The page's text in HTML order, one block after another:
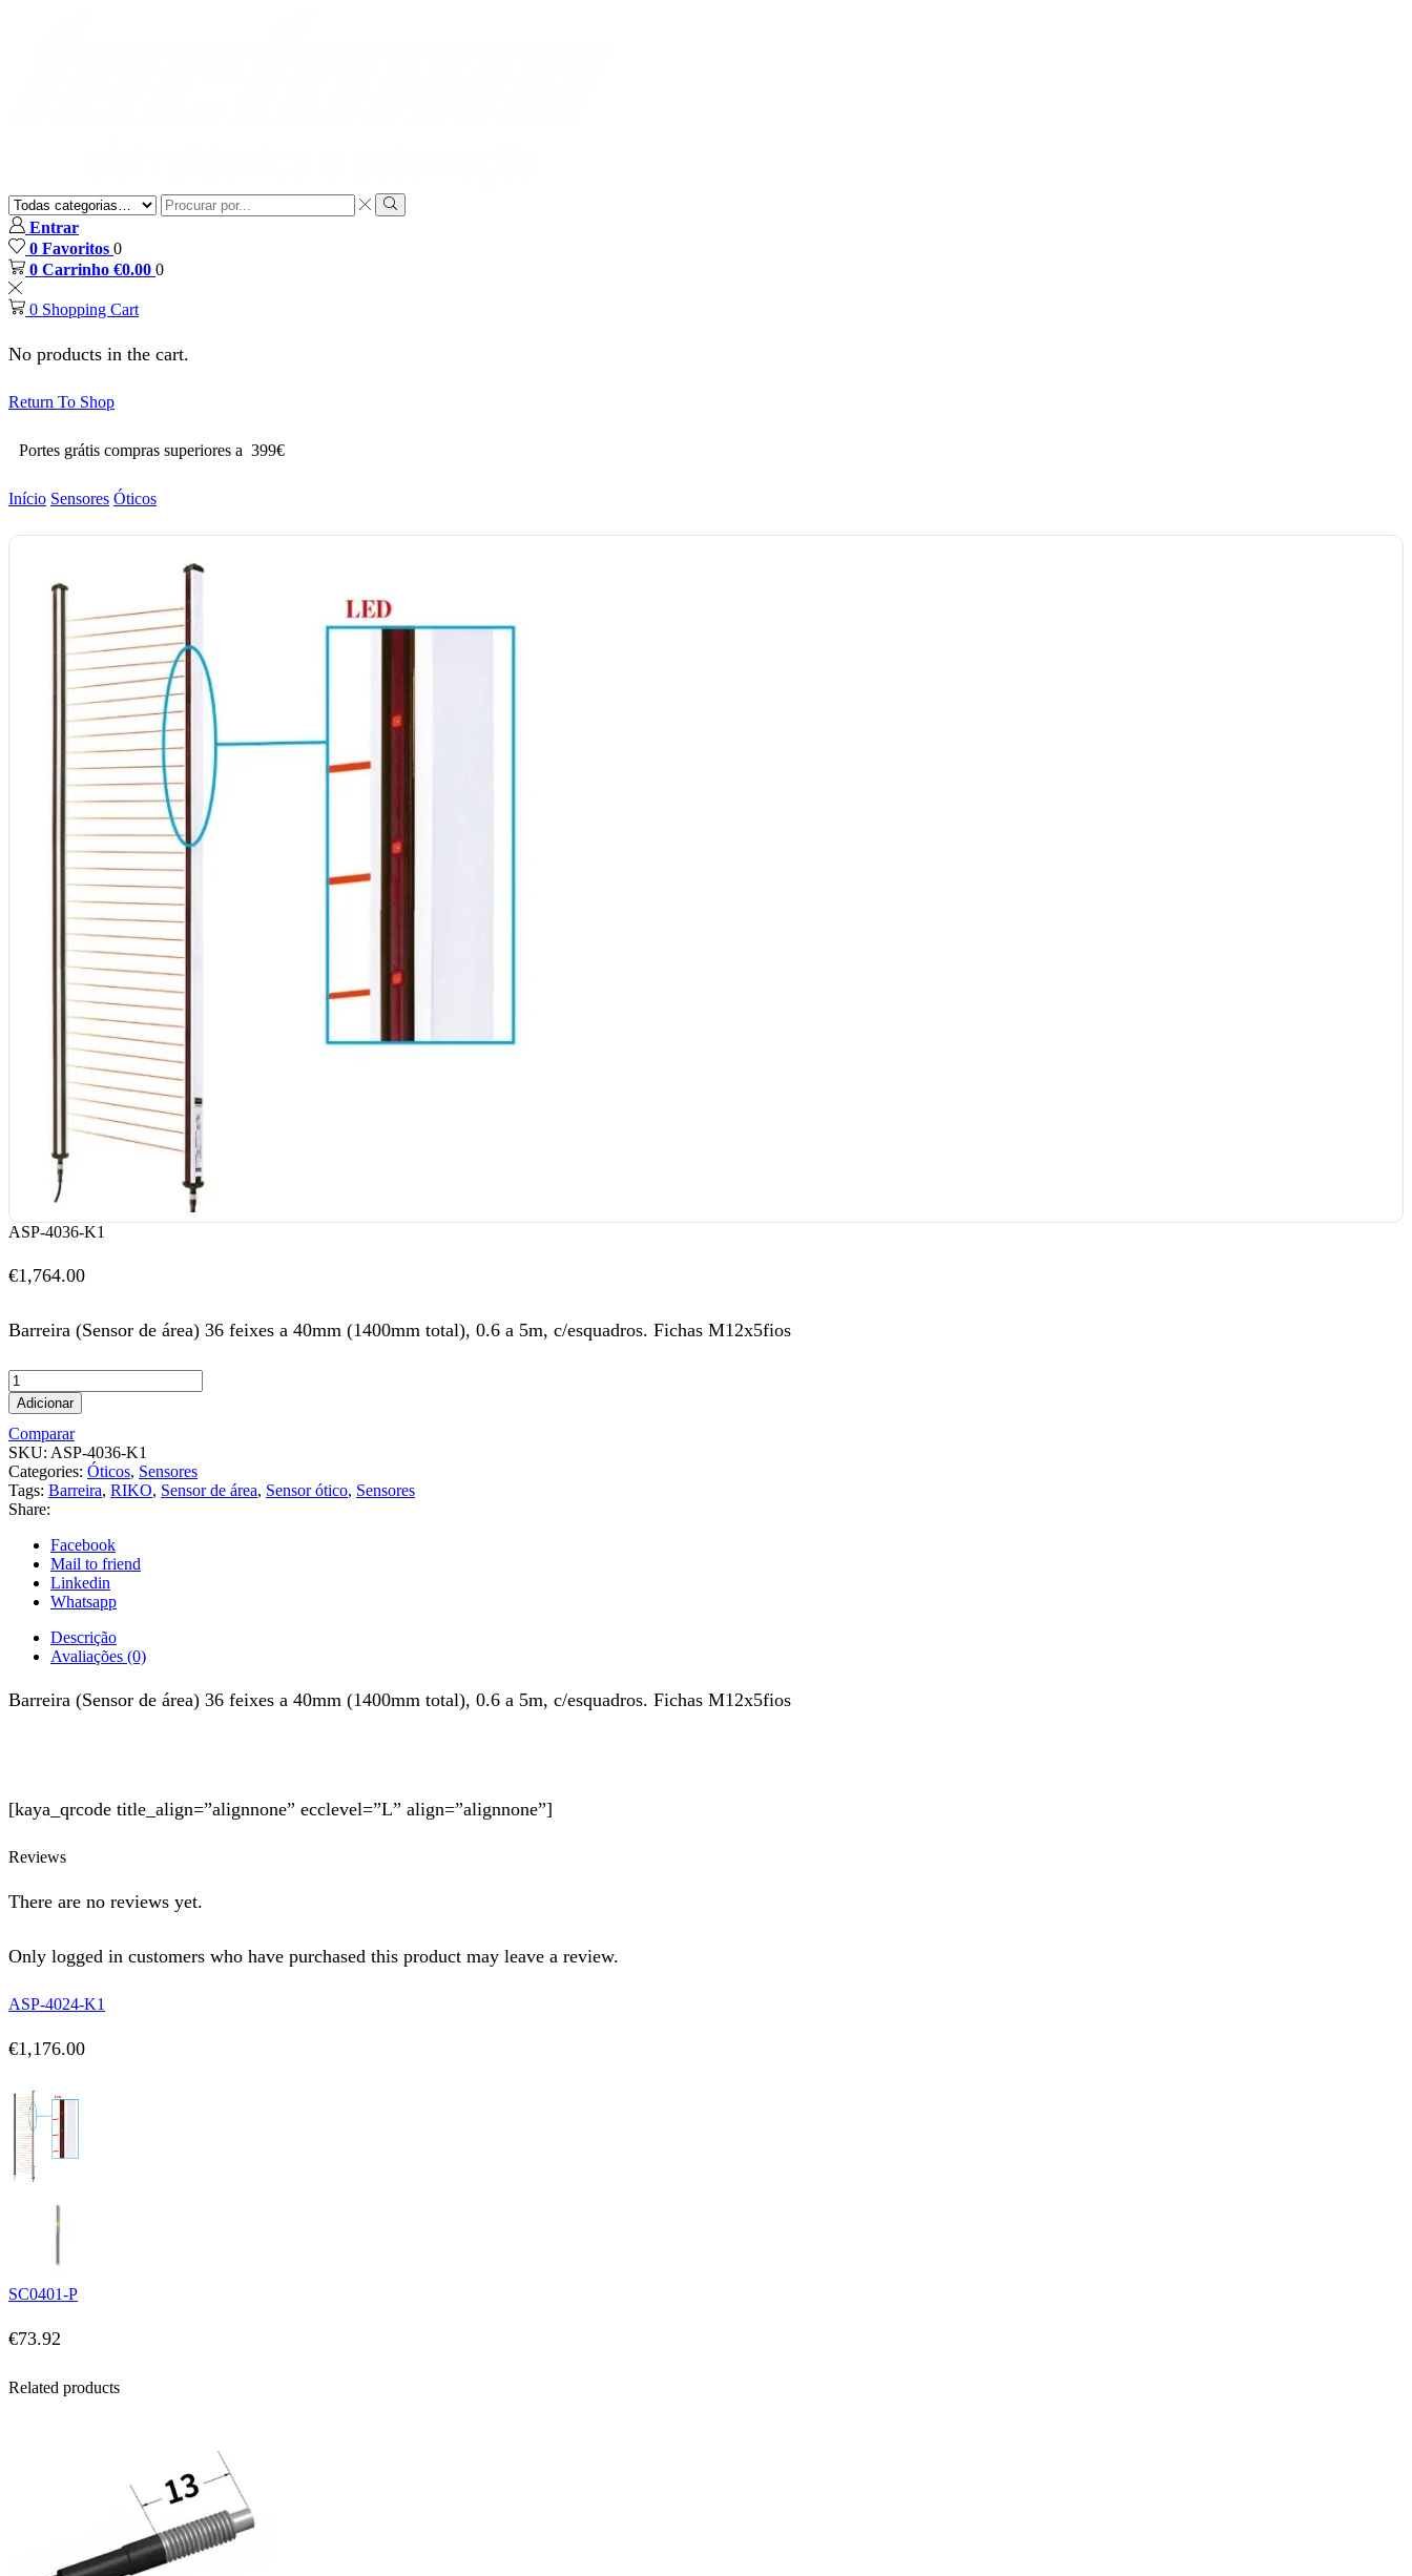
Entrar
0 Favoritos 0
0 Carrinho €0.00 0
0 Shopping Cart
No products in the cart.
Return To Shop
Portes grátis compras superiores a 399€
Início Sensores Óticos
ASP-4036-K1
€1,764.00
Barreira (Sensor de área) 36 feixes a 40mm (1400mm total), 0.6 a 5m, c/esquadros. Fichas M12x5fios
Adicionar
Comparar
SKU: ASP-4036-K1
Categories: Óticos, Sensores
Tags: Barreira, RIKO, Sensor de área, Sensor ótico, Sensores
Share:
Facebook
Mail to friend
Linkedin
Whatsapp
Descrição
Avaliações (0)
Barreira (Sensor de área) 36 feixes a 40mm (1400mm total), 0.6 a 5m, c/esquadros. Fichas M12x5fios
[kaya_qrcode title_align=”alignnone” ecclevel=”L” align=”alignnone”]
Reviews
There are no reviews yet.
Only logged in customers who have purchased this product may leave a review.
ASP-4024-K1
€1,176.00
SC0401-P
€73.92
Related products